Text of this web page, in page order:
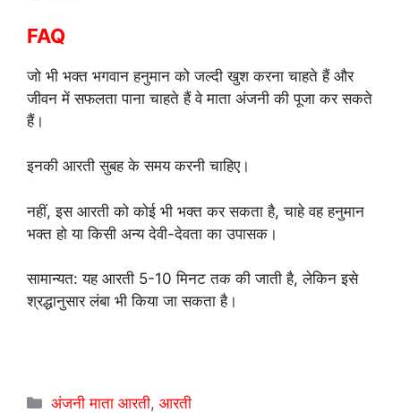
FAQ
जो भी भक्त भगवान हनुमान को जल्दी खुश करना चाहते हैं और
जीवन में सफलता पाना चाहते हैं वे माता अंजनी की पूजा कर सकते
हैं।
इनकी आरती सुबह के समय करनी चाहिए।
नहीं, इस आरती को कोई भी भक्त कर सकता है, चाहे वह हनुमान
भक्त हो या किसी अन्य देवी-देवता का उपासक।
सामान्यत: यह आरती 5-10 मिनट तक की जाती है, लेकिन इसे
श्रद्धानुसार लंबा भी किया जा सकता है।
Categories
अंजनी माता आरती,आरती